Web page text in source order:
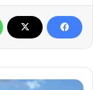
بالصور..